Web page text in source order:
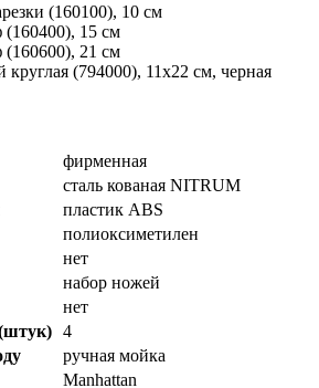
(160100), 10 см
15 см
21 см
круглая (794000), 11х22 см, черная
фирменная
сталь кованая NITRUM
пластик ABS
полиоксиметилен
нет
набор ножей
нет
4
ручная мойка
Manhattan